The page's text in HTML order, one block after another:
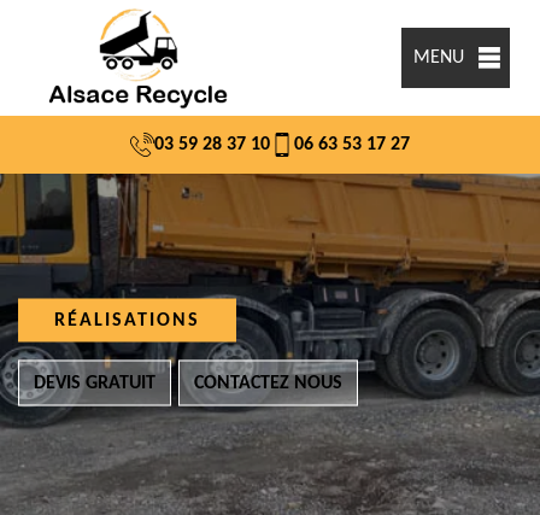
MENU
03 59 28 37 10 06 63 53 17 27
RÉALISATIONS
DEVIS GRATUIT CONTACTEZ NOUS